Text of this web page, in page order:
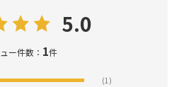
5.0
ー件数： 1件
(1)